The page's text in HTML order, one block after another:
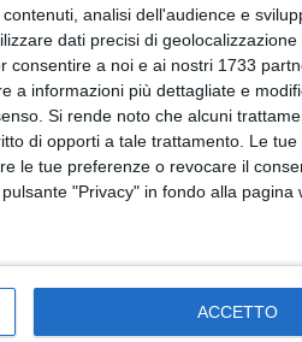
analisi dell'audience e
dati precisi di
consentire a noi e ai nostri 1733
a informazioni più dettagliate e
Si rende noto che alcuni
di opporti a tale trattamento. Le
le tue preferenze o revocare il
"Privacy" in fondo alla pagina
ACCETTO
15; Amatori Bari 11; De
Volley Nardò 6; Alixia